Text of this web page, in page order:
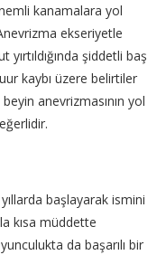
kanamalara yol
ekseriyetle
şiddetli baş
kaybı üzere belirtiler
anevrizmasının yol
başlayarak ismini
kısa müddette
da başarılı bir